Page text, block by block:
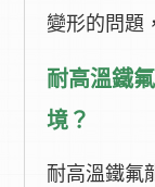
變形的問題
耐高溫鐵
境？
耐高溫鐵氟